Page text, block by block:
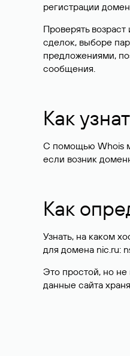
регистрации
Проверять
сделок, выборе
предложениями,
сообщения.
Как
С помощью Whois
если возник
Как
Узнать, на каком
для домена nic.ru:
Это простой, но
данные сайта